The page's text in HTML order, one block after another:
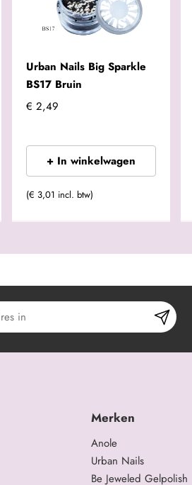
Urban Nails Big Sparkle
BS17 Bruin
€ 2,49
+ In winkelwagen
(€ 3,01 incl. btw)
Merken
Anole
Urban Nails
Be Jeweled Gelpolish